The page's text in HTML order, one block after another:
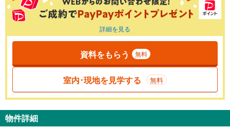
詳細を見る
資料をもらう 無料
室内･現地を見学する 無料
物件詳細